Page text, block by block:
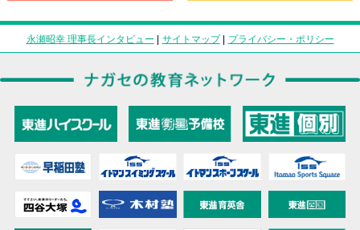
永瀬昭幸 理事長インタビュー | サイトマップ| プライバシー・ポリシー